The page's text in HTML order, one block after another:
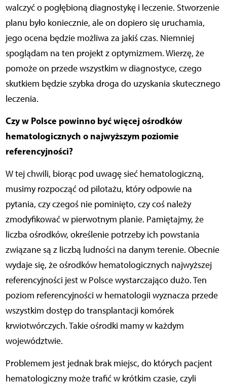
walczyć o pogłębioną diagnostykę i leczenie. Stworzenie
planu było koniecznie, ale on dopiero się uruchamia,
jego ocena będzie możliwa za jakiś czas. Niemniej
spoglądam na ten projekt z optymizmem. Wierzę, że
pomoże on przede wszystkim w diagnostyce, czego
skutkiem będzie szybka droga do uzyskania skutecznego
leczenia.
Czy w Polsce powinno być więcej ośrodków
hematologicznych o najwyższym poziomie
referencyjności?
W tej chwili, biorąc pod uwagę sieć hematologiczną,
musimy rozpocząć od pilotażu, który odpowie na
pytania, czy czegoś nie pominięto, czy coś należy
zmodyfikować w pierwotnym planie. Pamiętajmy, że
liczba ośrodków, określenie potrzeby ich powstania
związane są z liczbą ludności na danym terenie. Obecnie
wydaje się, że ośrodków hematologicznych najwyższej
referencyjności jest w Polsce wystarczająco dużo. Ten
poziom referencyjności w hematologii wyznacza przede
wszystkim dostęp do transplantacji komórek
krwiotwórczych. Takie ośrodki mamy w każdym
województwie.
Problemem jest jednak brak miejsc, do których pacjent
hematologiczny może trafić w krótkim czasie, czyli